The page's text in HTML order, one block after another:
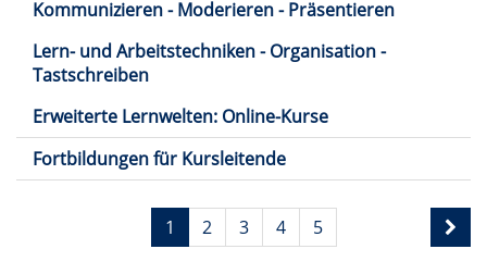
Kommunizieren - Moderieren - Präsentieren
Lern- und Arbeitstechniken - Organisation -
Tastschreiben
Erweiterte Lernwelten: Online-Kurse
Fortbildungen für Kursleitende
1 2 3 4 5